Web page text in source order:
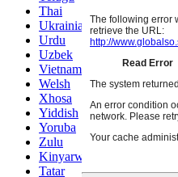
Thai
Ukrainian
Urdu
Uzbek
Vietnamese
Welsh
Xhosa
Yiddish
Yoruba
Zulu
Kinyarwanda
Tatar